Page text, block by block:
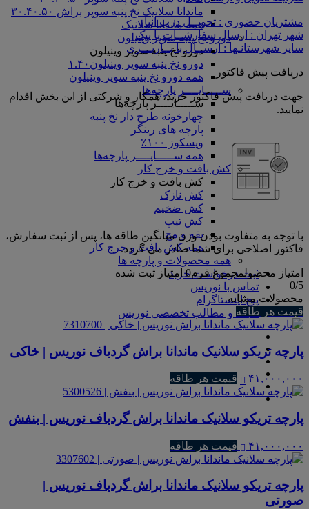
ماندانا سلانیک نخ پنبه سوپر براش ۳۰.۴۰.۵۰
همه ماندانا سلانیک
دورو نخ پنبه سوپر وینیلون
دورو نخ پنبه سوپر وینیلون
دورو نخ پنبه سوپر وینیلون۱.۴۰
همه دورو نخ پنبه سوپر وینیلون
ســـــایــــر پارچه‌ها
ســـــایــــر پارچه‌ها
چهارخونه طرح دار نخ پنبه
پارچه های رینگر
ویسکوز ۱۰۰٪
همه ســـــایــــر پارچه‌ها
کش بافت و خرج کار
کش بافت و خرج کار
کش نازک
کش ضخیم
کش تیپ
یقه و مچ
همه کش بافت و خرج کار
همه محصولات و پارچه ها
ثبت درخواست خرید
تماس با نوریس
پیج اینستاگرام
مجله و مطالب تخصصی نوریس
مشتریان حضوری : تحویــل درب انبار
شهر تهران : ارسال سفارشــات با پیک
سایر شهرستانـها : ارســال با بــاربـــری
دریافت پیش فاکتور
جهت دریافت پیش فاکتور خرید، همکار و شرکتی از این بخش اقدام
نمایید.
با توجه به متفاوت بودن وزن میانگین طاقه ها، پس از ثبت سفارش،
فاکتور اصلاحی برای شما صادر می گردد.
امتیاز محصولمجموع فرم0امتیاز ثبت شده
0/5
محصولات مشابه
قیمت هر طاقه
پارچه تریکو سلانیک ماندانا براش گردباف نوریس | خاکی
۴۱,۰۰۰,۰۰۰ قیمت هر طاقه
پارچه تریکو سلانیک ماندانا براش گردباف نوریس | بنفش
۴۱,۰۰۰,۰۰۰ قیمت هر طاقه
پارچه تریکو سلانیک ماندانا براش گردباف نوریس |
صورتی